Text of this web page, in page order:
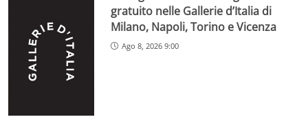
gratuito nelle Gallerie d’Italia di
Milano, Napoli, Torino e Vicenza
Ago 8, 2026 9:00